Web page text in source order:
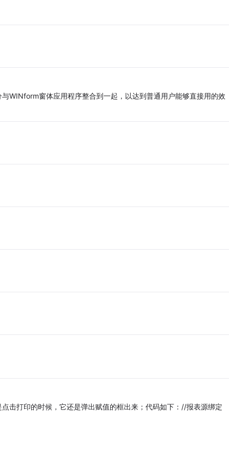
WINform窗体应用程序整合到一起，以达到普通用户能够直接用的效
击打印的时候，它还是弹出赋值的框出来；代码如下：//报表源绑定